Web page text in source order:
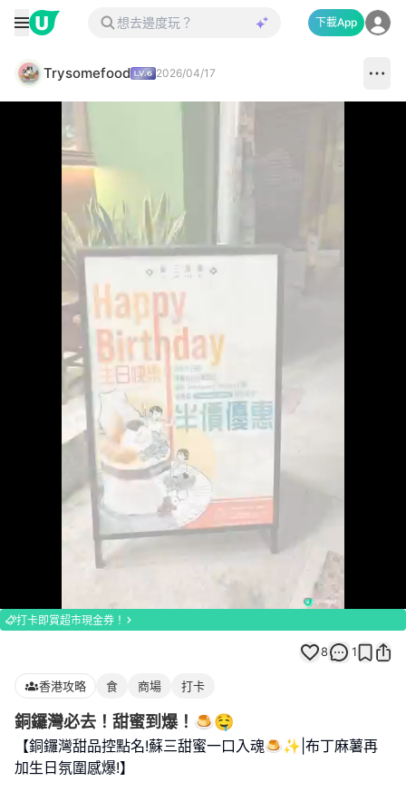
下載App
Trysomefood 2026/04/17
100.00%
打卡即賞超市現金券！
8 1
香港攻略 食 商場 打卡
銅鑼灣必去！甜蜜到爆！🍮🤤
【銅鑼灣甜品控點名!蘇三甜蜜一口入魂🍮✨|布丁麻薯再
加生日氛圍感爆!】